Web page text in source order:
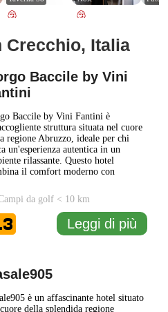
Italia
Baccile by Vini
Baccile by Vini Fantini è
struttura situata nel cuore
regione Abruzzo, ideale per chi
un'esperienza autentica in un
rilassante. Questo hotel
il comfort moderno con
agli ospiti di immergersi
cultura locale e nel paesaggio
Gli interni del Borgo Baccile
un design elegante e ... Leggi
da golf < 10 km
Leggi di più
è un affascinante hotel situato
della splendida regione